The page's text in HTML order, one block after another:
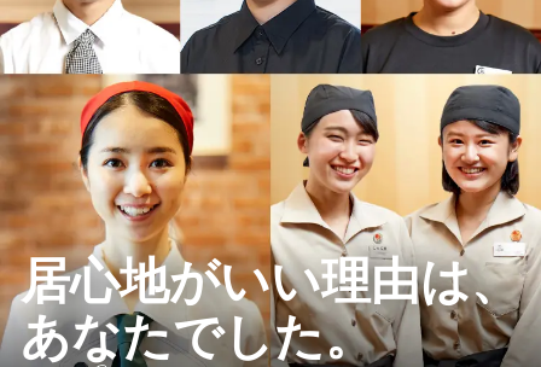
居心地がいい理由は、
あなたでした。